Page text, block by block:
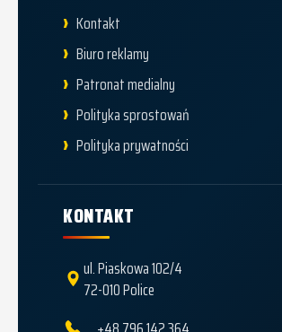
Kontakt
Biuro reklamy
Patronat medialny
Polityka sprostowań
Polityka prywatności
KONTAKT
ul. Piaskowa 102/4
72-010 Police